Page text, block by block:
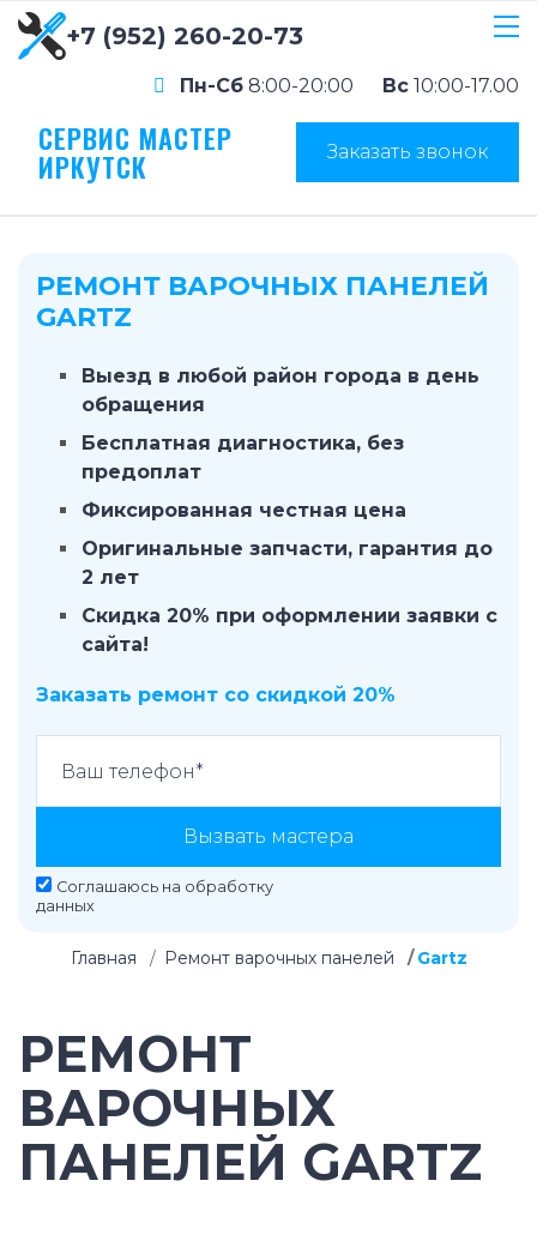
+7 (952) 260-20-73
Пн-Сб 8:00-20:00 Вс 10:00-17.00
СЕРВИС МАСТЕР
ИРКУТСК Заказать звонок
РЕМОНТ ВАРОЧНЫХ ПАНЕЛЕЙ
GARTZ
Выезд в любой район города в день
обращения
Бесплатная диагностика, без
предоплат
Фиксированная честная цена
Оригинальные запчасти, гарантия до
2 лет
Скидка 20% при оформлении заявки с
сайта!
Заказать ремонт со скидкой 20%
Вызвать мастера
Соглашаюсь на обработку
данных
Главная Ремонт варочных панелей Gartz
РЕМОНТ
ВАРОЧНЫХ
ПАНЕЛЕЙ GARTZ